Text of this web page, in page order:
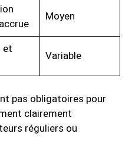
Moyen
et
Variable
pas obligatoires pour
clairement
réguliers ou